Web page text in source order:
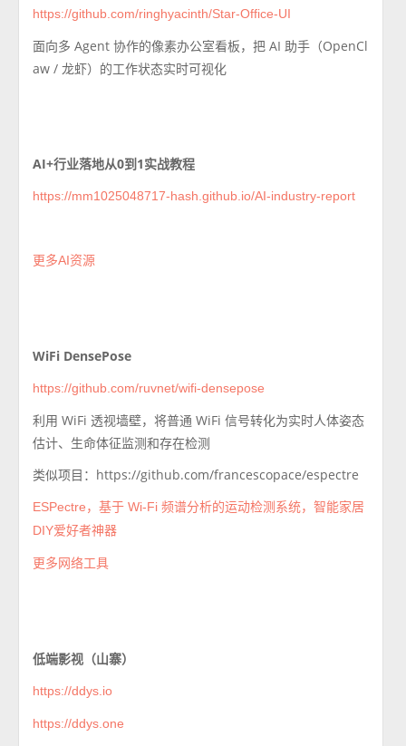
https://github.com/ringhyacinth/Star-Office-UI
面向多 Agent 协作的像素办公室看板，把 AI 助手（OpenCl
aw / 龙虾）的工作状态实时可视化
AI+行业落地从0到1实战教程
https://mm1025048717-hash.github.io/AI-industry-report
更多AI资源
WiFi DensePose
https://github.com/ruvnet/wifi-densepose
利用 WiFi 透视墙壁，将普通 WiFi 信号转化为实时人体姿态
估计、生命体征监测和存在检测
类似项目：https://github.com/francescopace/espectre
ESPectre，基于 Wi-Fi 频谱分析的运动检测系统，智能家居
DIY爱好者神器
更多网络工具
低端影视（山寨）
https://ddys.io
https://ddys.one